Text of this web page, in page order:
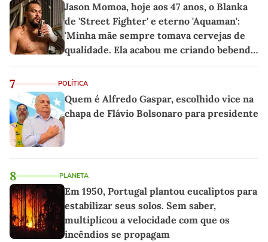
Jason Momoa, hoje aos 47 anos, o Blanka
de 'Street Fighter' e eterno 'Aquaman':
'Minha mãe sempre tomava cervejas de
qualidade. Ela acabou me criando bebendo
7 POLÍTICA
Quem é Alfredo Gaspar, escolhido vice na
chapa de Flávio Bolsonaro para presidente
8 PLANETA
Em 1950, Portugal plantou eucaliptos para
estabilizar seus solos. Sem saber,
multiplicou a velocidade com que os
incêndios se propagam